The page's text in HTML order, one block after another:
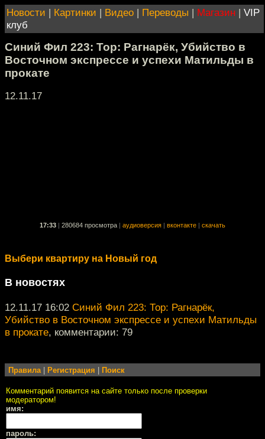
Новости | Картинки | Видео | Переводы | Магазин | VIP
клуб
Синий Фил 223: Тор: Рагнарёк, Убийство в
Восточном экспрессе и успехи Матильды в
прокате
12.11.17
17:33 280684 просмотра аудиоверсия вконтакте скачать
Выбери квартиру на Новый год
В новостях
12.11.17 16:02 Синий Фил 223: Тор: Рагнарёк,
Убийство в Восточном экспрессе и успехи Матильды
в прокате, комментарии: 79
Правила| Регистрация Поиск
Комментарий появится на сайте только после проверки
модератором!
имя:
пароль: